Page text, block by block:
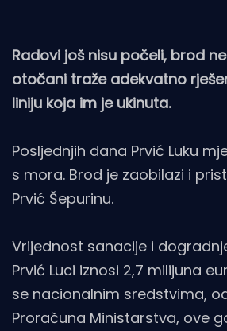
Radovi još nisu počeli, brod
otočani traže adekvatno
liniju koja im je ukinuta.
Posljednjih dana Prvić Luku
s mora. Brod je zaobilazi i
Prvić Šepurinu.
Vrijednost sanacije i
Prvić Luci iznosi 2,7 milijuna
se nacionalnim sredstvima,
Proračuna Ministarstva, ove